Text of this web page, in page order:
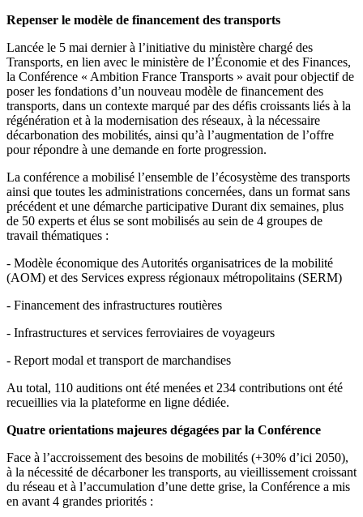
Repenser le modèle de financement des transports
Lancée le 5 mai dernier à l’initiative du ministère chargé des
Transports, en lien avec le ministère de l’Économie et des Finances,
la Conférence « Ambition France Transports » avait pour objectif de
poser les fondations d’un nouveau modèle de financement des
transports, dans un contexte marqué par des défis croissants liés à la
régénération et à la modernisation des réseaux, à la nécessaire
décarbonation des mobilités, ainsi qu’à l’augmentation de l’offre
pour répondre à une demande en forte progression.
La conférence a mobilisé l’ensemble de l’écosystème des transports
ainsi que toutes les administrations concernées, dans un format sans
précédent et une démarche participative Durant dix semaines, plus
de 50 experts et élus se sont mobilisés au sein de 4 groupes de
travail thématiques :
- Modèle économique des Autorités organisatrices de la mobilité
(AOM) et des Services express régionaux métropolitains (SERM)
- Financement des infrastructures routières
- Infrastructures et services ferroviaires de voyageurs
- Report modal et transport de marchandises
Au total, 110 auditions ont été menées et 234 contributions ont été
recueillies via la plateforme en ligne dédiée.
Quatre orientations majeures dégagées par la Conférence
Face à l’accroissement des besoins de mobilités (+30% d’ici 2050),
à la nécessité de décarboner les transports, au vieillissement croissant
du réseau et à l’accumulation d’une dette grise, la Conférence a mis
en avant 4 grandes priorités :